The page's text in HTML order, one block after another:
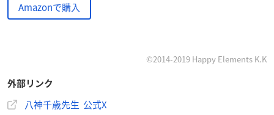
Amazonで購入
©2014-2019 Happy Elements K.K
外部リンク
八神千歳先生 公式X